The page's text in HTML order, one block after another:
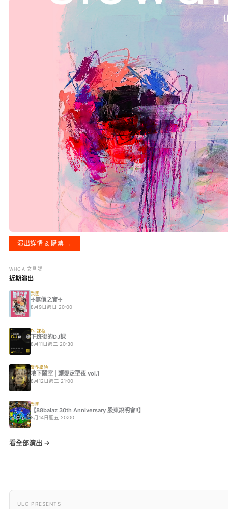
演出詳情 & 購票 →
WHOA 文昌號
近期演出
樂團
✢無價之寶✢
8月9日週日 20:00
DJ課程
下班後的DJ課
8月11日週二 20:30
髮型學院
地下鬧室 | 頭髮定型夜 vol.1
8月12日週三 21:00
樂團
【88balaz 30th Anniversary 股東說明會!!】
8月14日週五 20:00
看全部演出 →
ULC PRESENTS